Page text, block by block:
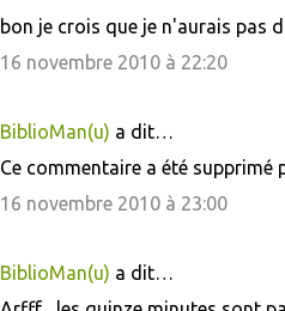
bon je crois que je n'aurais pas
16 novembre 2010 à 22:20
BiblioMan(u) a dit…
Ce commentaire a été supprimé
16 novembre 2010 à 23:00
BiblioMan(u) a dit…